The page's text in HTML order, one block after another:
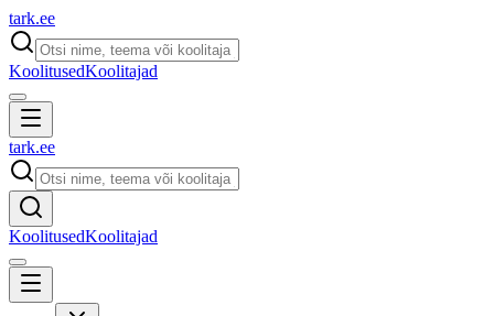
tark.ee
KoolitusedKoolitajad
tark.ee
KoolitusedKoolitajad